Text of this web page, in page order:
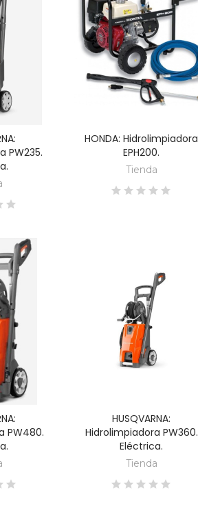
PW235.
DESCUBRE
HONDA: Hidrolimpiadora
EPH200.
Tienda
PW480.
DESCUBRE
HUSQVARNA:
Hidrolimpiadora PW360.
Eléctrica.
Tienda